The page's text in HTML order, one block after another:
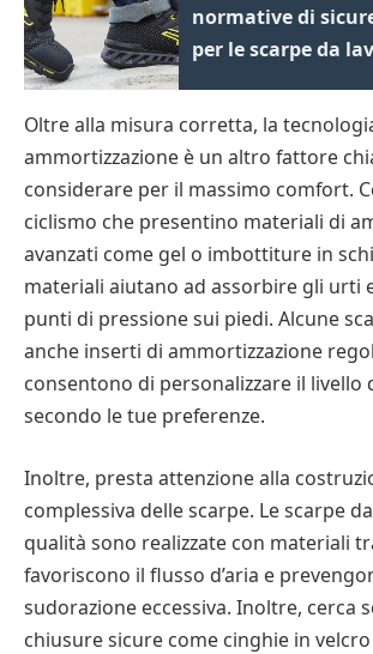
normative di
per le scarpe da
Oltre alla misura corretta, la
ammortizzazione è un altro fattore
considerare per il massimo comfort.
ciclismo che presentino materiali di
avanzati come gel o imbottiture in
materiali aiutano ad assorbire gli urti
punti di pressione sui piedi. Alcune
anche inserti di ammortizzazione
consentono di personalizzare il livello
secondo le tue preferenze.
Inoltre, presta attenzione alla
complessiva delle scarpe. Le scarpe
qualità sono realizzate con materiali
favoriscono il flusso d’aria e
sudorazione eccessiva. Inoltre, cerca
chiusure sicure come cinghie in